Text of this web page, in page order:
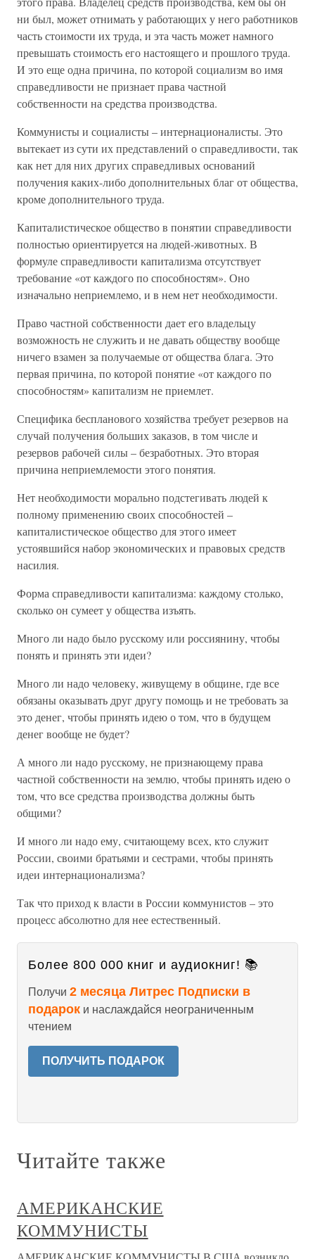
ни был, может отнимать у работающих у него работников
часть стоимости их труда, и эта часть может намного
превышать стоимость его настоящего и прошлого труда.
И это еще одна причина, по которой социализм во имя
справедливости не признает права частной
собственности на средства производства.
Коммунисты и социалисты – интернационалисты. Это
вытекает из сути их представлений о справедливости, так
как нет для них других справедливых оснований
получения каких-либо дополнительных благ от общества,
кроме дополнительного труда.
Капиталистическое общество в понятии справедливости
полностью ориентируется на людей-животных. В
формуле справедливости капитализма отсутствует
требование «от каждого по способностям». Оно
изначально неприемлемо, и в нем нет необходимости.
Право частной собственности дает его владельцу
возможность не служить и не давать обществу вообще
ничего взамен за получаемые от общества блага. Это
первая причина, по которой понятие «от каждого по
способностям» капитализм не приемлет.
Специфика беспланового хозяйства требует резервов на
случай получения больших заказов, в том числе и
резервов рабочей силы – безработных. Это вторая
причина неприемлемости этого понятия.
Нет необходимости морально подстегивать людей к
полному применению своих способностей –
капиталистическое общество для этого имеет
устоявшийся набор экономических и правовых средств
насилия.
Форма справедливости капитализма: каждому столько,
сколько он сумеет у общества изъять.
Много ли надо было русскому или россиянину, чтобы
понять и принять эти идеи?
Много ли надо человеку, живущему в общине, где все
обязаны оказывать друг другу помощь и не требовать за
это денег, чтобы принять идею о том, что в будущем
денег вообще не будет?
А много ли надо русскому, не признающему права
частной собственности на землю, чтобы принять идею о
том, что все средства производства должны быть
общими?
И много ли надо ему, считающему всех, кто служит
России, своими братьями и сестрами, чтобы принять
идеи интернационализма?
Так что приход к власти в России коммунистов – это
процесс абсолютно для нее естественный.
Более 800 000 книг и аудиокниг! 📚
Получи 2 месяца Литрес Подписки в
подарок и наслаждайся неограниченным
чтением
ПОЛУЧИТЬ ПОДАРОК
Читайте также
АМЕРИКАНСКИЕ
КОММУНИСТЫ